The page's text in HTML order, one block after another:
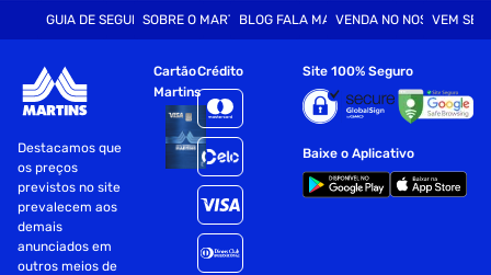
GUIA DE SEGURANÇASOBRE O MARTINSBLOG FALA MARTVENDA NO NOSSO SITE
VEM SER
Destacamos que
os preços
previstos no site
prevalecem aos
demais
anunciados em
outros meios de
Cartão
Martins
Crédito Site 100% Seguro
Baixe o Aplicativo